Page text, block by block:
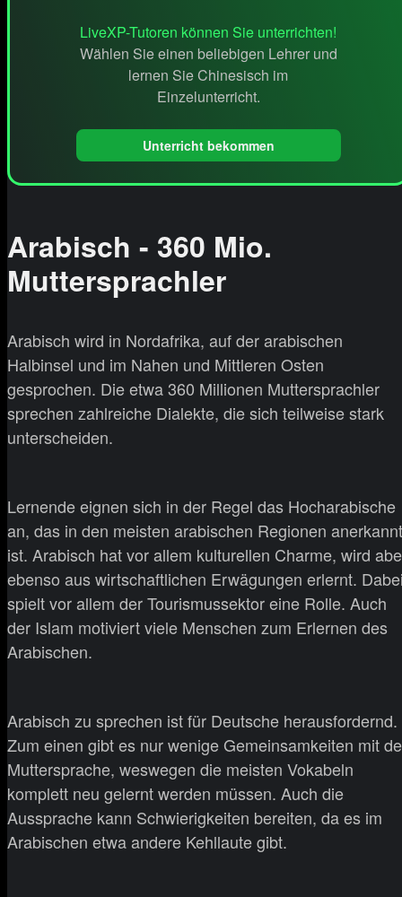
LiveXP-Tutoren können Sie unterrichten!
Wählen Sie einen beliebigen Lehrer und
lernen Sie Chinesisch im
Einzelunterricht.
Unterricht bekommen
Arabisch - 360 Mio.
Muttersprachler
Arabisch wird in Nordafrika, auf der arabischen
Halbinsel und im Nahen und Mittleren Osten
gesprochen. Die etwa 360 Millionen Muttersprachler
sprechen zahlreiche Dialekte, die sich teilweise stark
unterscheiden.
Lernende eignen sich in der Regel das Hocharabische
an, das in den meisten arabischen Regionen anerkannt
ist. Arabisch hat vor allem kulturellen Charme, wird
ebenso aus wirtschaftlichen Erwägungen erlernt.
spielt vor allem der Tourismussektor eine Rolle. Auch
der Islam motiviert viele Menschen zum Erlernen des
Arabischen.
Arabisch zu sprechen ist für Deutsche herausfordernd.
Zum einen gibt es nur wenige Gemeinsamkeiten mit
Muttersprache, weswegen die meisten Vokabeln
komplett neu gelernt werden müssen. Auch die
Aussprache kann Schwierigkeiten bereiten, da es im
Arabischen etwa andere Kehllaute gibt.